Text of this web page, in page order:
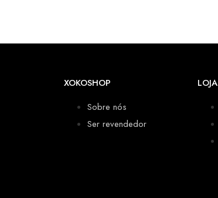
XOKOSHOP
Sobre nós
Ser revendedor
LOJA